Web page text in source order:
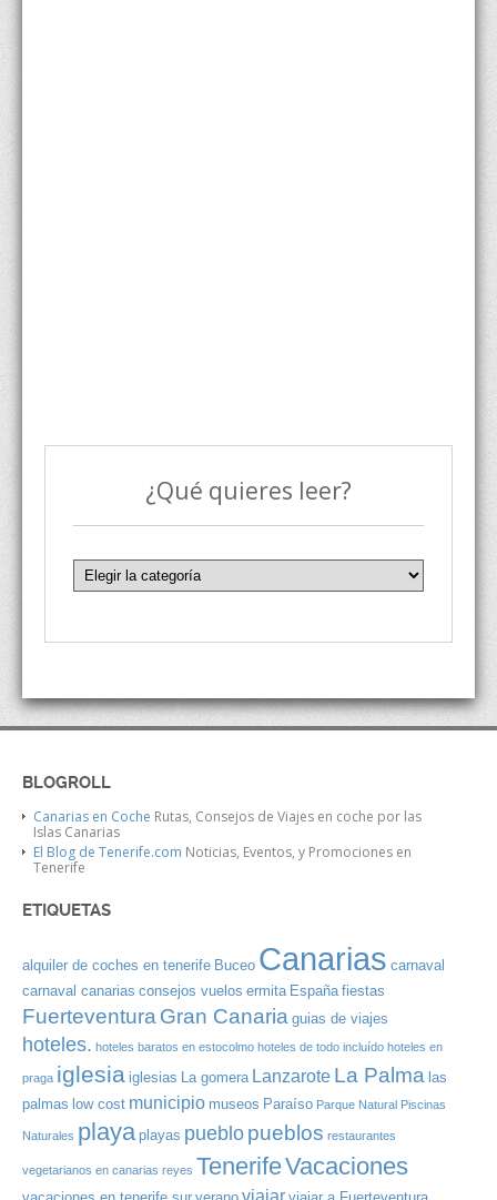
¿Qué quieres leer?
BLOGROLL
Canarias en Coche Rutas, Consejos de Viajes en coche por las
Islas Canarias
El Blog de Tenerife.com Noticias, Eventos, y Promociones en
Tenerife
ETIQUETAS
alquiler de coches en tenerife Buceo Canarias carnaval
carnaval canarias consejos vuelos ermita España fiestas
Fuerteventura Gran Canaria guias de viajes
hoteles. hoteles baratos en estocolmo hoteles de todo incluído hoteles en
praga iglesia iglesias La gomera Lanzarote La Palma las
palmas low cost municipio museos Paraíso Parque Natural Piscinas
Naturales playa playas pueblo pueblos restaurantes
vegetarianos en canarias reyes TenerifeVacaciones
viajar